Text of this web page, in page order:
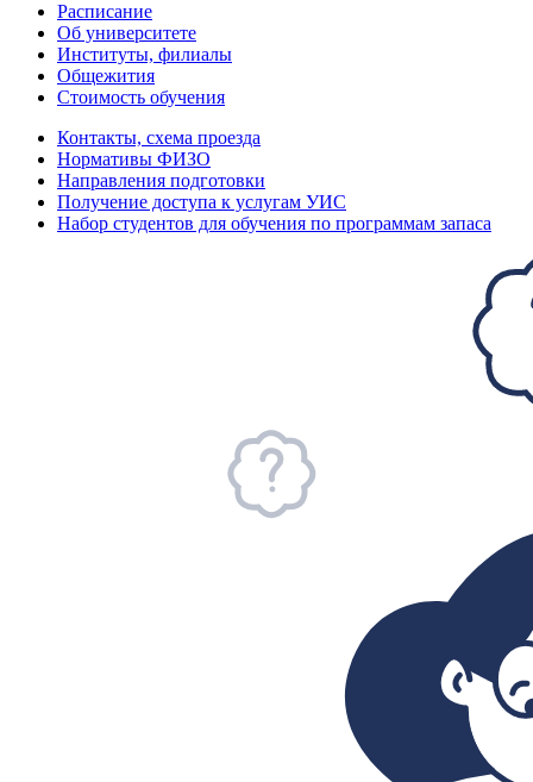
Расписание
Об университете
Институты, филиалы
Общежития
Стоимость обучения
Контакты, схема проезда
Нормативы ФИЗО
Направления подготовки
Получение доступа к услугам УИС
Набор студентов для обучения по программам запаса